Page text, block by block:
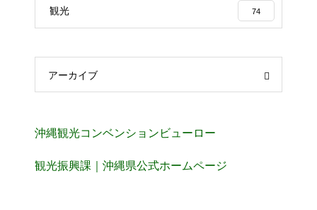
観光 74
アーカイブ
沖縄観光コンベンションビューロー
観光振興課｜沖縄県公式ホームページ